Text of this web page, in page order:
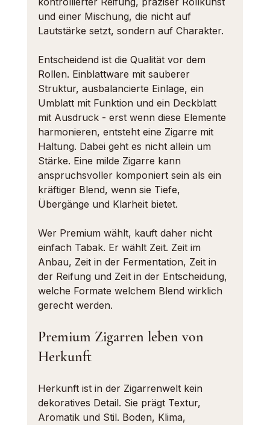
und einer Mischung, die nicht auf
Lautstärke setzt, sondern auf Charakter.
Entscheidend ist die Qualität vor dem
Rollen. Einblattware mit sauberer
Struktur, ausbalancierte Einlage, ein
Umblatt mit Funktion und ein Deckblatt
mit Ausdruck - erst wenn diese Elemente
harmonieren, entsteht eine Zigarre mit
Haltung. Dabei geht es nicht allein um
Stärke. Eine milde Zigarre kann
anspruchsvoller komponiert sein als ein
kräftiger Blend, wenn sie Tiefe,
Übergänge und Klarheit bietet.
Wer Premium wählt, kauft daher nicht
einfach Tabak. Er wählt Zeit. Zeit im
Anbau, Zeit in der Fermentation, Zeit in
der Reifung und Zeit in der Entscheidung,
welche Formate welchem Blend wirklich
gerecht werden.
Premium Zigarren leben von
Herkunft
Herkunft ist in der Zigarrenwelt kein
dekoratives Detail. Sie prägt Textur,
Aromatik und Stil. Boden, Klima,